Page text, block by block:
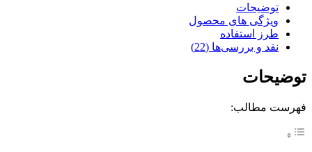
توضیحات
ویژگی های محصول
طرز استفاده
نقد و بررسی‌ها (22)
توضیحات
فهرست مطالب: